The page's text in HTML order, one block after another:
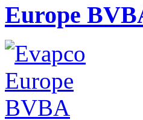
Europe